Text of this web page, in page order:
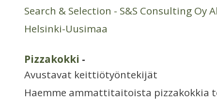
Search & Selection - S&S Consulting Oy
Helsinki-Uusimaa
Pizzakokki -
Avustavat keittiötyöntekijät
Haemme ammattitaitoista pizzakokkia